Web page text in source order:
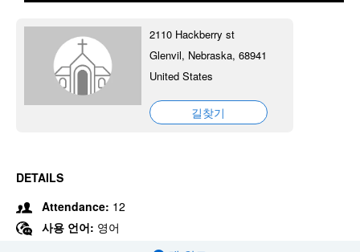
2110 Hackberry st
Glenvil, Nebraska, 68941
United States
길찾기
DETAILS
Attendance: 12
사용 언어: 영어